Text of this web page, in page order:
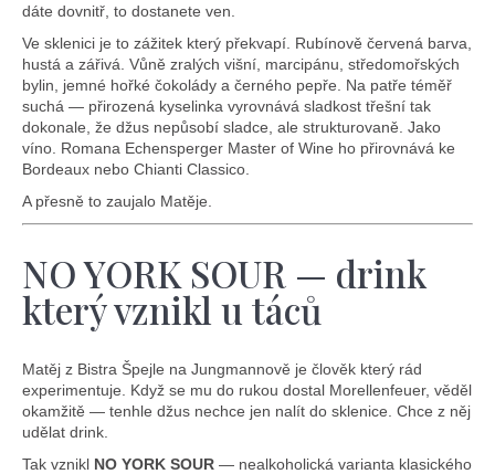
dáte dovnitř, to dostanete ven.
Ve sklenici je to zážitek který překvapí. Rubínově červená barva,
hustá a zářivá. Vůně zralých višní, marcipánu, středomořských
bylin, jemné hořké čokolády a černého pepře. Na patře téměř
suchá — přirozená kyselinka vyrovnává sladkost třešní tak
dokonale, že džus nepůsobí sladce, ale strukturovaně. Jako
víno. Romana Echensperger Master of Wine ho přirovnává ke
Bordeaux nebo Chianti Classico.
A přesně to zaujalo Matěje.
NO YORK SOUR — drink
který vznikl u táců
Matěj z Bistra Špejle na Jungmannově je člověk který rád
experimentuje. Když se mu do rukou dostal Morellenfeuer, věděl
okamžitě — tenhle džus nechce jen nalít do sklenice. Chce z něj
udělat drink.
Tak vznikl NO YORK SOUR — nealkoholická varianta klasického
Hledat
D
o
o
r
u
u
j
e
m
e